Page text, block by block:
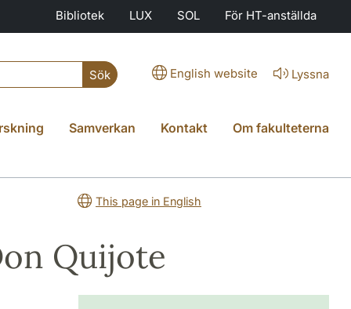
Bibliotek LUX SOL För HT-anställda
Sök English website Lyssna
Samverkan Kontakt Om fakulteterna
This page in English
Quijote